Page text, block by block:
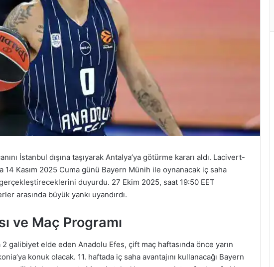
İstanbul dışına taşıyarak Antalya’ya götürme kararı aldı. Lacivert-
14 Kasım 2025 Cuma günü Bayern Münih ile oynanacak iç saha
gerçekleştireceklerini duyurdu. 27 Ekim 2025, saat 19:50 EET
arasında büyük yankı uyandırdı.
ve Maç Programı
galibiyet elde eden Anadolu Efes, çift maç haftasında önce yarın
konuk olacak. 11. haftada iç saha avantajını kullanacağı Bayern